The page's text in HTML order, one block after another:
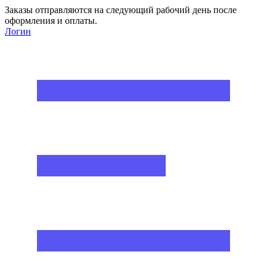
Заказы отправляются на следующий рабочий день после
оформления и оплаты.
Логин